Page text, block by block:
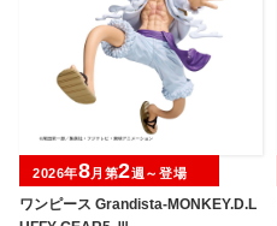
ワンピース Grandista-MONKEY.D.L
2026年8月第2週～登場